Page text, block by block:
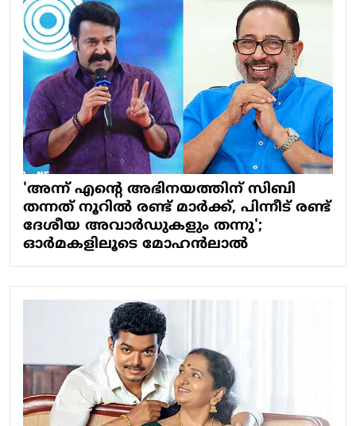
'അന്ന് എന്റെ അഭിനയത്തിന് സിബി
തന്നത് നൂറില്‍ രണ്ട് മാര്‍ക്ക്, പിന്നീട് രണ്ട്
ദേശീയ അവാര്‍ഡുകളും തന്നു';
ഓര്‍മകളിലൂടെ മോഹന്‍ലാല്‍